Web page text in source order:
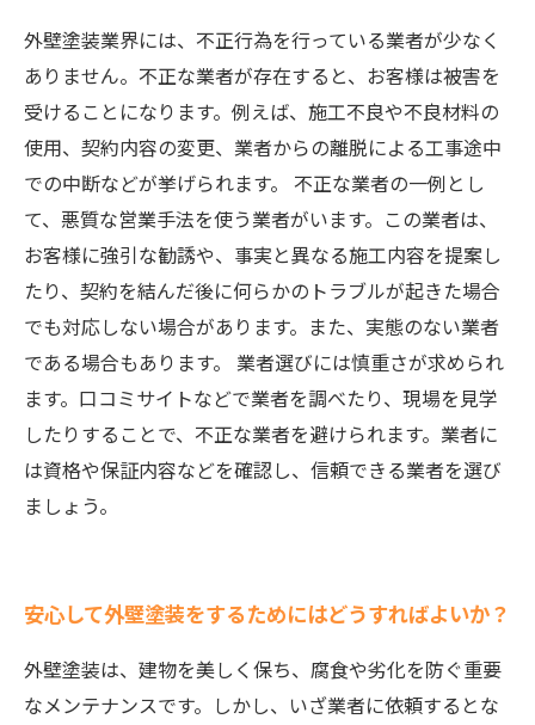
外壁塗装業界には、不正行為を行っている業者が少なく
ありません。不正な業者が存在すると、お客様は被害を
受けることになります。例えば、施工不良や不良材料の
使用、契約内容の変更、業者からの離脱による工事途中
での中断などが挙げられます。 不正な業者の一例とし
て、悪質な営業手法を使う業者がいます。この業者は、
お客様に強引な勧誘や、事実と異なる施工内容を提案し
たり、契約を結んだ後に何らかのトラブルが起きた場合
でも対応しない場合があります。また、実態のない業者
である場合もあります。 業者選びには慎重さが求められ
ます。口コミサイトなどで業者を調べたり、現場を見学
したりすることで、不正な業者を避けられます。業者に
は資格や保証内容などを確認し、信頼できる業者を選び
ましょう。
安心して外壁塗装をするためにはどうすればよいか？
外壁塗装は、建物を美しく保ち、腐食や劣化を防ぐ重要
なメンテナンスです。しかし、いざ業者に依頼するとな